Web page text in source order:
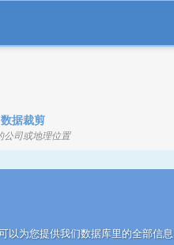
数据裁剪
公司或地理位置
以为您提供我们数据库里的全部信